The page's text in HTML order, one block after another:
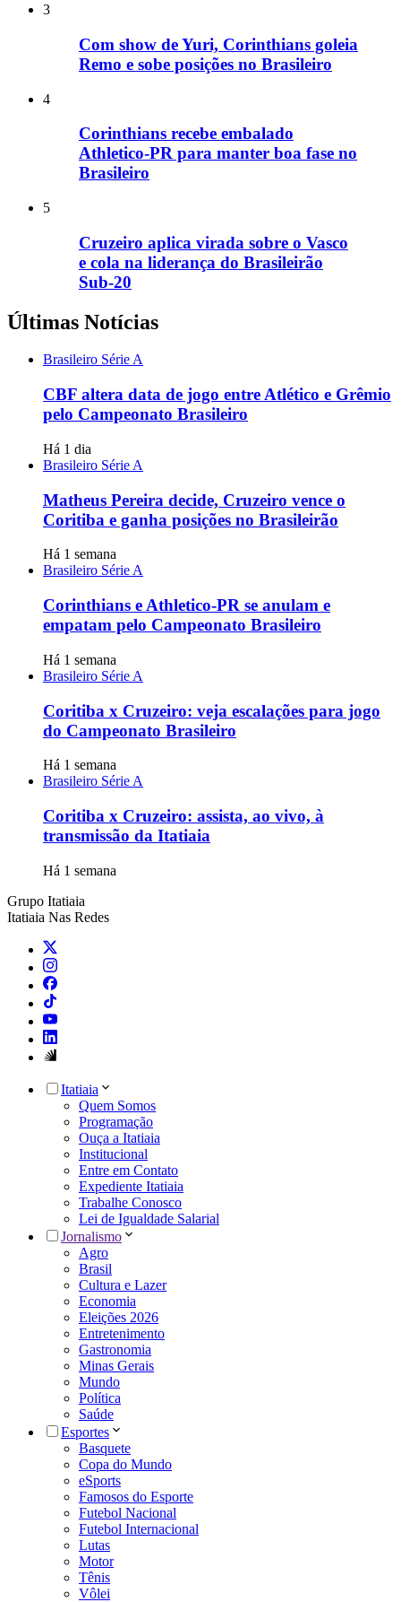
3
Com show de Yuri, Corinthians goleia
Remo e sobe posições no Brasileiro
4
Corinthians recebe embalado
Athletico-PR para manter boa fase no
Brasileiro
5
Cruzeiro aplica virada sobre o Vasco
e cola na liderança do Brasileirão
Sub-20
Últimas Notícias
Brasileiro Série A
CBF altera data de jogo entre Atlético e Grêmio
pelo Campeonato Brasileiro
Há 1 dia
Brasileiro Série A
Matheus Pereira decide, Cruzeiro vence o
Coritiba e ganha posições no Brasileirão
Há 1 semana
Brasileiro Série A
Corinthians e Athletico-PR se anulam e
empatam pelo Campeonato Brasileiro
Há 1 semana
Brasileiro Série A
Coritiba x Cruzeiro: veja escalações para jogo
do Campeonato Brasileiro
Há 1 semana
Brasileiro Série A
Coritiba x Cruzeiro: assista, ao vivo, à
transmissão da Itatiaia
Há 1 semana
Grupo Itatiaia
Itatiaia Nas Redes
Itatiaia
Quem Somos
Programação
Ouça a Itatiaia
Institucional
Entre em Contato
Expediente Itatiaia
Trabalhe Conosco
Lei de Igualdade Salarial
Jornalismo
Agro
Brasil
Cultura e Lazer
Economia
Eleições 2026
Entretenimento
Gastronomia
Minas Gerais
Mundo
Política
Saúde
Esportes
Basquete
Copa do Mundo
eSports
Famosos do Esporte
Futebol Nacional
Futebol Internacional
Lutas
Motor
Tênis
Vôlei